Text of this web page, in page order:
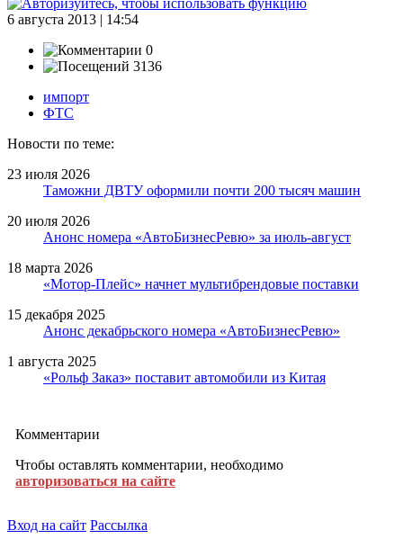
6 августа 2013 | 14:54
0
3136
импорт
ФТС
Новости по теме:
23 июля 2026
Таможни ДВТУ оформили почти 200 тысяч машин
20 июля 2026
Анонс номера «АвтоБизнесРевю» за июль-август
18 марта 2026
«Мотор-Плейс» начнет мультибрендовые поставки
15 декабря 2025
Анонс декабрьского номера «АвтоБизнесРевю»
1 августа 2025
«Рольф Заказ» поставит автомобили из Китая
Комментарии
Чтобы оставлять комментарии, необходимо
авторизоваться на сайте
Вход на сайт Рассылка